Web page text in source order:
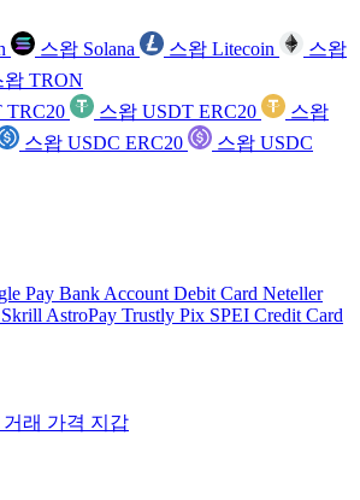
스왑 Solana 스왑 Litecoin
스왑
왑 TRON
TRC20
스왑 USDT ERC20
스왑
스왑 USDC ERC20
스왑 USDC
Pay Bank Account Debit Card Neteller
Skrill AstroPay Trustly Pix SPEI Credit Card
거래 가격 지갑